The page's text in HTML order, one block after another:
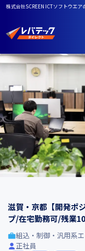
株式会社SCREEN ICTソフトウエ
滋賀・京都【開発ポ
プ/在宅勤務可/残業
組込・制御・汎用系
正社員